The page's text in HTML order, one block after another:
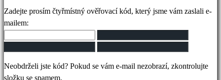
jste
Změna
jazyka
AR
Zadejte prosím čtyřmístný ověřovací kód, který jsme vám zaslali e-
mailem:
Neobdrželi jste kód? Pokud se vám e-mail nezobrazí, zkontrolujte
složku se spamem.